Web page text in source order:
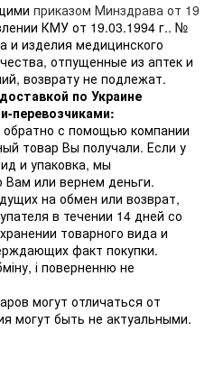
приказом Минздрава от 19
КМУ от 19.03.1994 г.. №
и изделия медицинского
отпущенные из аптек и
возврату не подлежат.
по Украине
перевозчиками:
с помощью компании
товар Вы получали. Если у
и упаковка, мы
Вам или вернем деньги.
на обмен или возврат,
в течении 14 дней со
товарного вида и
факт покупки.
і поверненню не
могут отличаться от
могут быть не актуальными.